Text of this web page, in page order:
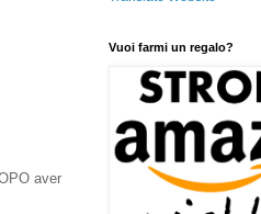
aver
Vuoi farmi un regalo?